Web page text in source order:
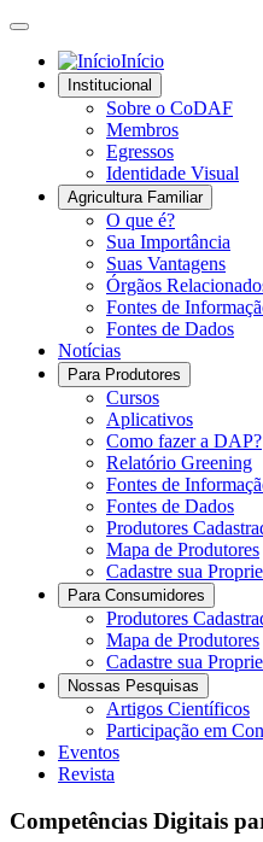
Início
Institucional
Sobre o CoDAF
Membros
Egressos
Identidade Visual
Agricultura Familiar
O que é?
Sua Importância
Suas Vantagens
Órgãos
Fontes de
Fontes de Dados
Notícias
Para Produtores
Cursos
Aplicativos
Como fazer a DAP?
Relatório Greening
Fontes de
Fontes de Dados
Produtores
Mapa de Produtores
Cadastre sua
Para Consumidores
Produtores
Mapa de Produtores
Cadastre sua
Nossas Pesquisas
Artigos Científicos
Participação em
Eventos
Revista
Competências Digitais